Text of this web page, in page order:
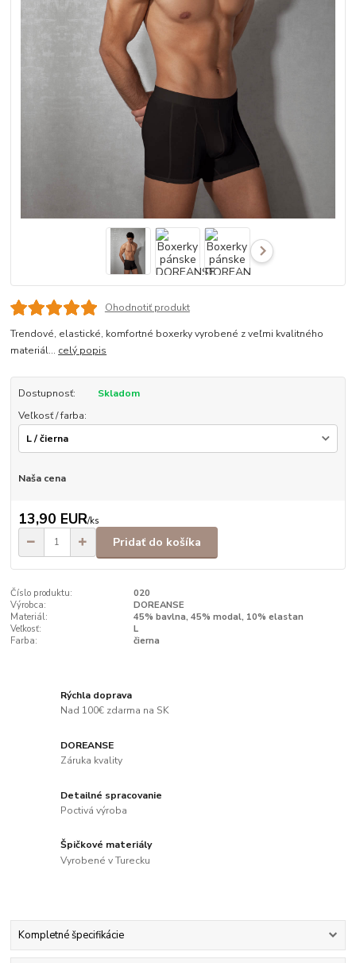
Ohodnotiť produkt
Trendové, elastické, komfortné boxerky vyrobené z veľmi kvalitného
materiál... celý popis
Dostupnosť:
Skladom
Veľkosť / farba:
Naša cena
13,90 EUR/ks
Pridať do košíka
Číslo produktu:
020
Výrobca:
DOREANSE
Materiál:
45% bavlna, 45% modal, 10% elastan
Veľkosť:
L
Farba:
čierna
Rýchla doprava
Nad 100€ zdarma na SK
DOREANSE
Záruka kvality
Detailné spracovanie
Poctivá výroba
Špičkové materiály
Vyrobené v Turecku
Kompletné špecifikácie